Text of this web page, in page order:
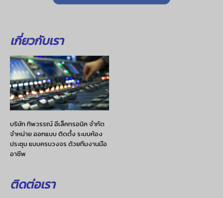
เกี่ยวกับเรา
บริษัท ทิพวรรณ์ อีเล็คทรอนิค จำกัด
จำหน่าย ออกแบบ ติดตั้ง ระบบห้อง
ประชุม แบบครบวงจร ด้วยทีมงานมือ
อาชีพ
ติดต่อเรา